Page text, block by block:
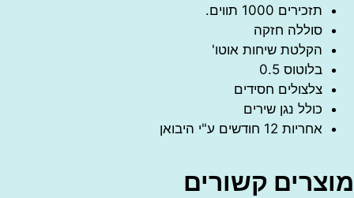
תזכירים 1000 תווים.
סוללה חזקה
הקלטת שיחות אוטו'
בלוטוס 0.5
צלצולים חסידים
כולל נגן שירים
אחריות 12 חודשים ע"י היבואן
קשורים